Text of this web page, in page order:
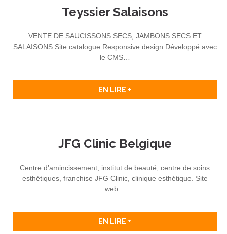
Teyssier Salaisons
VENTE DE SAUCISSONS SECS, JAMBONS SECS ET
SALAISONS Site catalogue Responsive design Développé avec
le CMS…
EN LIRE +
JFG Clinic Belgique
Centre d’amincissement, institut de beauté, centre de soins
esthétiques, franchise JFG Clinic, clinique esthétique. Site
web…
EN LIRE +